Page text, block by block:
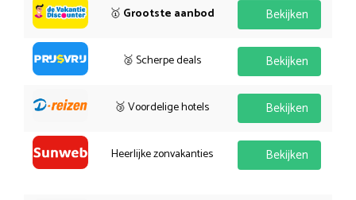
🥇 Grootste aanbod Bekijken
🥈 Scherpe deals Bekijken
🥉 Voordelige hotels Bekijken
Heerlijke zonvakanties Bekijken